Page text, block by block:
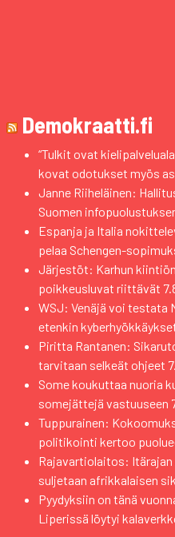
Demokraatti.fi
“Tulkit ovat
kovat odotukset myös
Janne Riiheläinen:
Suomen
Espanja ja Italia
pelaa Schengen-
Järjestöt: Karhun
poikkeusluvat riittävät
WSJ: Venäjä voi testata
etenkin
Piritta Rantanen:
tarvitaan selkeät ohjeet
Some koukuttaa nuoria
somejättejä vastuuseen
Tuppurainen:
politikointi kertoo
Rajavartiolaitos:
suljetaan afrikkalaisen
Pyydyksiin on tänä
Liperissä löytyi